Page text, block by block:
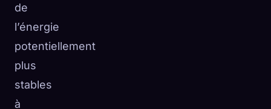
de
l’énergie
potentiellement
plus
stables
à